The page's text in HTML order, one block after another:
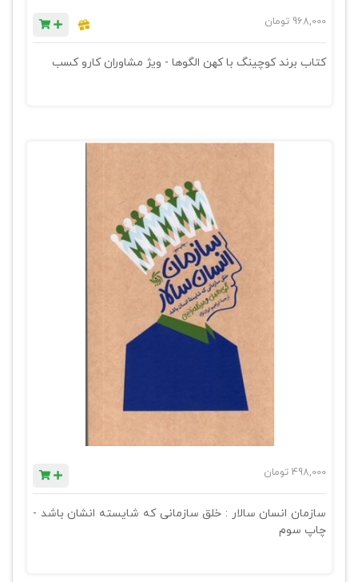
968,000 تومان
کتاب برند کوچینگ با کهن الگوها - ویژ مشاوران کارو کسب
498,000 تومان
سازمان انسان سالار : خلق سازمانی که شایسته انشان باشد -
چاپ سوم